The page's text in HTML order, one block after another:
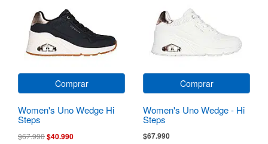
Comprar
Women's Uno Wedge Hi
Steps
$67.990$40.990
Comprar
Women's Uno Wedge - Hi
Steps
$67.990